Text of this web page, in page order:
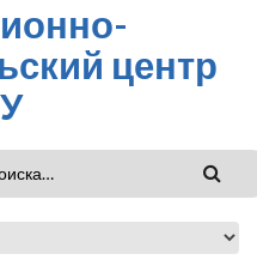
центр